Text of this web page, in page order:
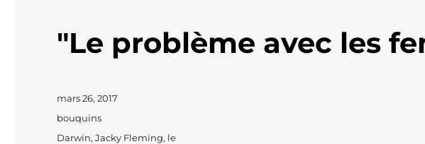
"Le problème avec les
Publié
le
mars 26, 2017
Catégories
bouquins
Étiquettes
Darwin,Jacky Fleming, le